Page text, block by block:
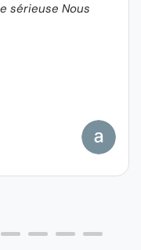
sérieuse Nous